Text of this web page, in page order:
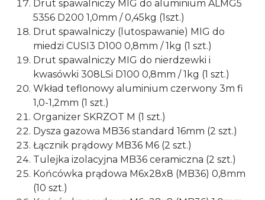
Drut spawalniczy MIG do aluminium ALMG5
5356 D200 1,0mm / 0,45kg (1szt.)
Drut spawalniczy (lutospawanie) MIG do
miedzi CUSI3 D100 0,8mm / 1kg (1 szt.)
Drut spawalniczy MIG do nierdzewki i
kwasówki 308LSi D100 0,8mm / 1kg (1 szt.)
Wkład teflonowy aluminium czerwony 3m fi
1,0-1,2mm (1 szt.)
Organizer SKRZOT M (1 szt.)
Dysza gazowa MB36 standard 16mm (2 szt.)
Łącznik prądowy MB36 M6 (2 szt.)
Tulejka izolacyjna MB36 ceramiczna (2 szt.)
Końcówka prądowa M6x28x8 (MB36) 0,8mm
(10 szt.)